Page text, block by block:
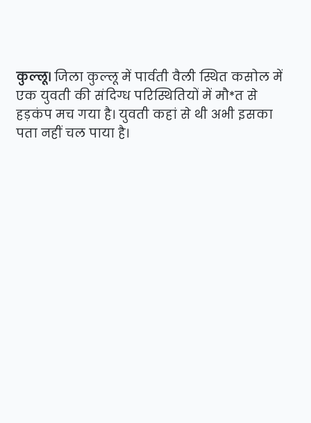
कुल्लू।जिला कुल्लू में पार्वती वैली स्थित कसोल में
एक युवती की संदिग्ध परिस्थितियों में मौ*त से
हड़कंप मच गया है। युवती कहां से थी अभी इसका
पता नहीं चल पाया है।